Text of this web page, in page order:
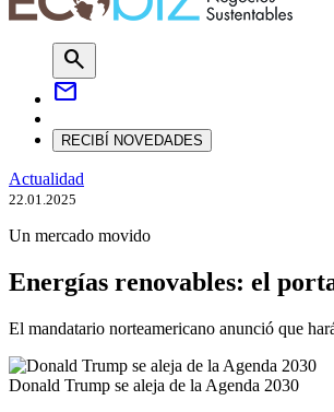
search
mail
RECIBÍ NOVEDADES
Actualidad
22.01.2025
Un mercado movido
Energías renovables: el
El mandatario norteamericano anunció que
Donald Trump se aleja de la Agenda 2030